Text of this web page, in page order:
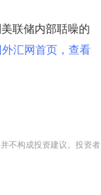
联储内部聒噪的
汇网首页，查看
不构成投资建议。投资者